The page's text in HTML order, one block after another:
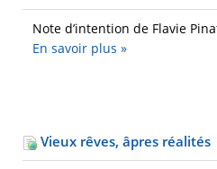
Note d’intention de Flavie
En savoir plus »
Vieux rêves, âpres réalités